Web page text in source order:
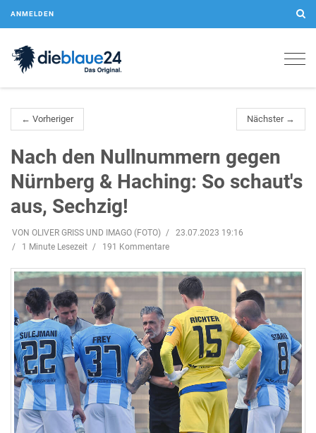
ANMELDEN
← Vorheriger Nächster →
Nach den Nullnummern gegen
Nürnberg & Haching: So schaut's
aus, Sechzig!
VON OLIVER GRISS UND IMAGO (FOTO)
23.07.2023 19:16
1 Minute Lesezeit
191 Kommentare